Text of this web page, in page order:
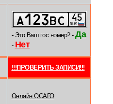
- Это Ваш гос номер? - Да
- Нет
!!!ПРОВЕРИТЬ ЗАПИСИ!!!
Онлайн ОСАГО